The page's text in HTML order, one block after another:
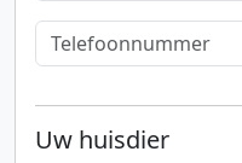
Uw huisdier